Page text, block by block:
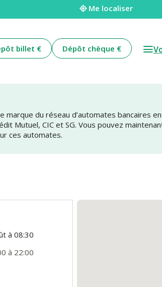
Me localiser
billet € Dépôt chèque €
marque du réseau d’automates bancaires
Mutuel, CIC et SG. Vous pouvez
ces automates.
à 08:30
à 22:00